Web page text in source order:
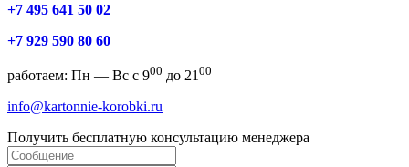
+7 495 641 50 02
+7 929 590 80 60
работаем: Пн — Вс с 900 до 21 00
info@kartonnie-korobki.ru
Получить бесплатную консультацию менеджера